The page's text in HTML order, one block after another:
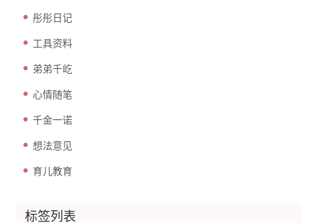
彤彤日记
工具资料
弟弟千屹
心情随笔
千金一诺
想法意见
育儿教育
标签列表